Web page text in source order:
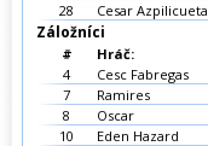
28
Cesar Azpilicueta
Záložníci
#
Hráč:
4
Cesc Fabregas
7
Ramires
8
Oscar
10
Eden Hazard